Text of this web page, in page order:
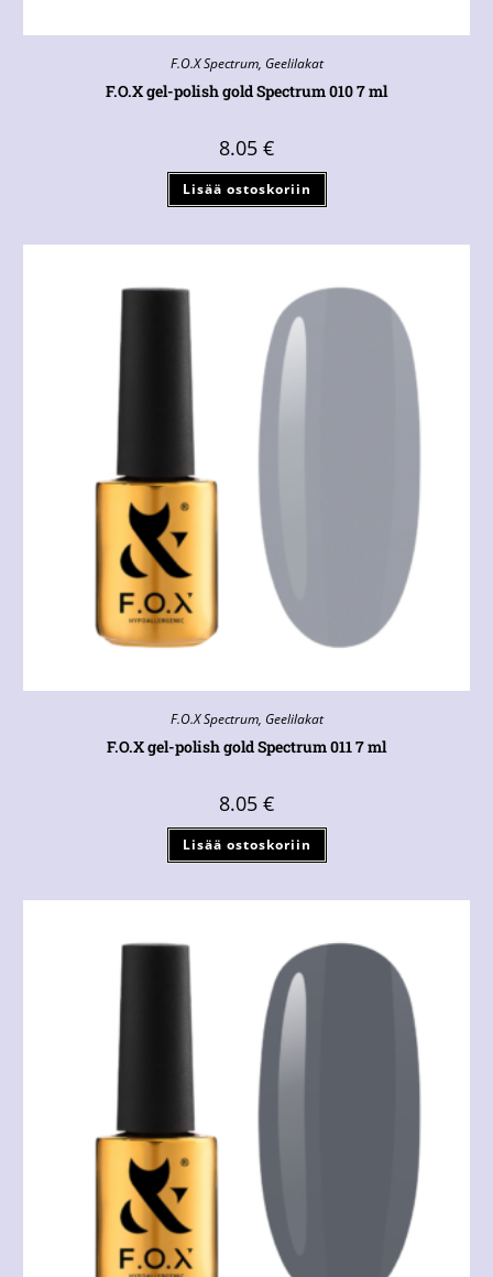
F.O.X Spectrum, Geelilakat
F.O.X gel-polish gold Spectrum 010 7 ml
8.05 €
Lisää ostoskoriin
F.O.X Spectrum, Geelilakat
F.O.X gel-polish gold Spectrum 011 7 ml
8.05 €
Lisää ostoskoriin